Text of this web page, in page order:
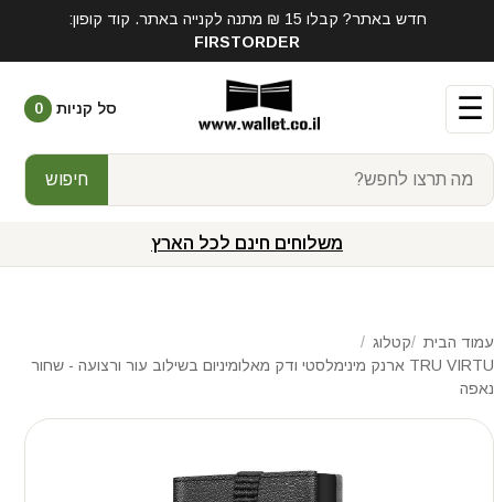
חדש באתר? קבלו 15 ₪ מתנה לקנייה באתר. קוד קופון:
FIRSTORDER
☰
חיפוש
סל קניות 0
משלוחים חינם לכל הארץ
עמוד הבית
קטלוג
TRU VIRTU ארנק מינימלסטי ודק מאלומיניום בשילוב עור ורצועה - שחור
נאפה